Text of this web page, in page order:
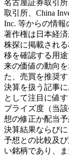
名古屋証券取引
取引所、China
Inc. 等からの情
著作権は日本経済
株探に掲載され
移を確認する用
来の価値の動向
た、売買を推奨
決算を扱う記事
として注目に値
プライズ度（当
想の修正か配当
決算結果ならび
予想との比較及
い銘柄であり、